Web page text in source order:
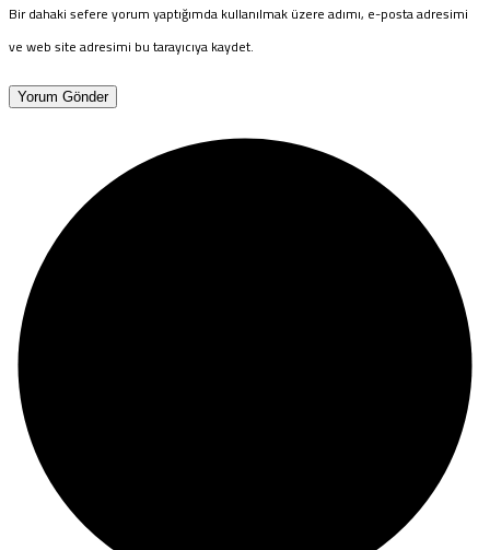
Bir dahaki sefere yorum yaptığımda kullanılmak üzere adımı, e-posta adresimi
ve web site adresimi bu tarayıcıya kaydet.
Yorum Gönder